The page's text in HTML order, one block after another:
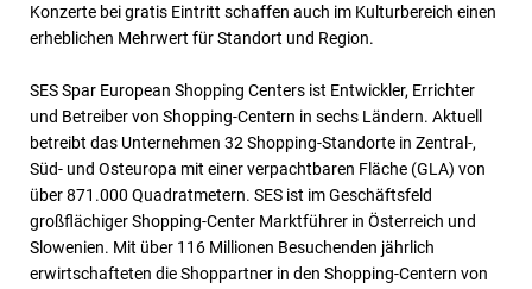
Konzerte bei gratis Eintritt schaffen auch im Kulturbereich einen
erheblichen Mehrwert für Standort und Region.
SES Spar European Shopping Centers ist Entwickler, Errichter
und Betreiber von Shopping-Centern in sechs Ländern. Aktuell
betreibt das Unternehmen 32 Shopping-Standorte in Zentral-,
Süd- und Osteuropa mit einer verpachtbaren Fläche (GLA) von
über 871.000 Quadratmetern. SES ist im Geschäftsfeld
großflächiger Shopping-Center Marktführer in Österreich und
Slowenien. Mit über 116 Millionen Besuchenden jährlich
erwirtschafteten die Shoppartner in den Shopping-Centern von